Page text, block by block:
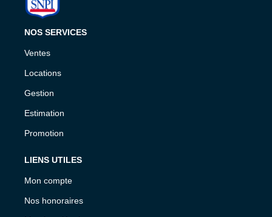
NOS SERVICES
Ventes
Locations
Gestion
Estimation
Promotion
LIENS UTILES
Mon compte
Nos honoraires